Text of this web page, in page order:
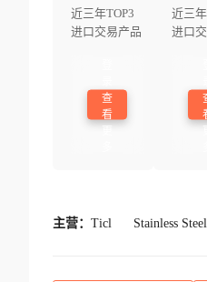
近三年TOP3
进口交易产品
查
看
近三
进口
主营： Ticl Stainless Steel